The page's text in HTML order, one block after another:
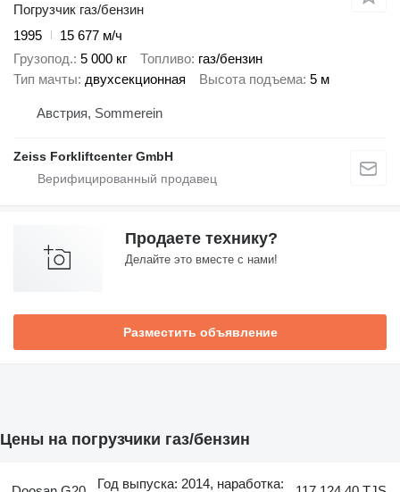
Погрузчик газ/бензин
1995
15 677 м/ч
Грузопод. 5 000 кг Топливо газ/бензин
Тип мачты двухсекционная Высота подъема 5 м
Австрия, Sommerein
Zeiss Forkliftcenter GmbH
Продаете технику?
Делайте это вместе с нами!
Разместить объявление
Цены на погрузчики газ/бензин
Год выпуска: 2014, наработка: